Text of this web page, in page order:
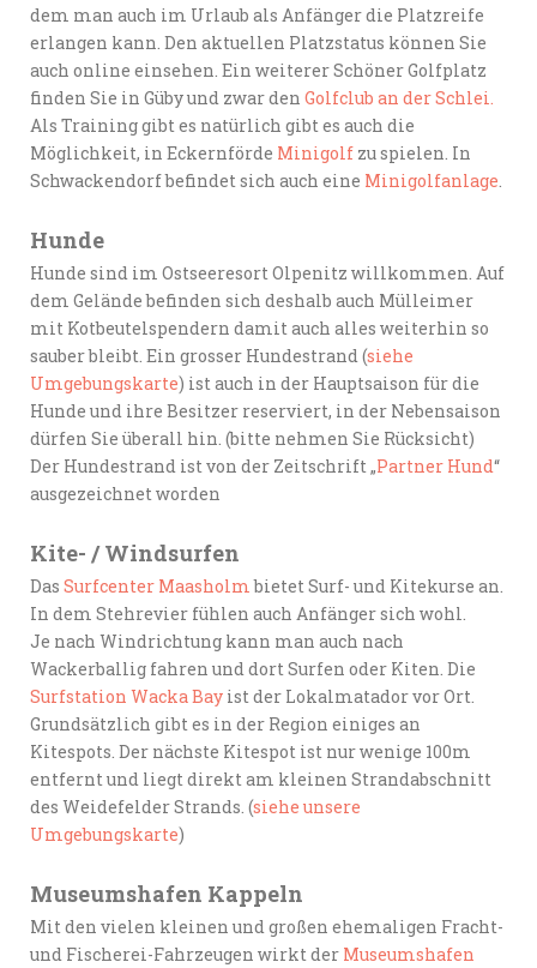
dem man auch im Urlaub als Anfänger die Platzreife
erlangen kann. Den aktuellen Platzstatus können Sie
auch online einsehen. Ein weiterer Schöner Golfplatz
finden Sie in Güby und zwar den Golfclub an der Schlei.
Als Training gibt es natürlich gibt es auch die
Möglichkeit, in Eckernförde Minigolf zu spielen. In
Schwackendorf befindet sich auch eine Minigolfanlage
Hunde
Hunde sind im Ostseeresort Olpenitz willkommen. Auf
dem Gelände befinden sich deshalb auch Mülleimer
mit Kotbeutelspendern damit auch alles weiterhin so
sauber bleibt. Ein grosser Hundestrand (siehe
Umgebungskarte) ist auch in der Hauptsaison für die
Hunde und ihre Besitzer reserviert, in der Nebensaison
dürfen Sie überall hin. (bitte nehmen Sie Rücksicht)
Der Hundestrand ist von der Zeitschrift „Partner Hund“
ausgezeichnet worden
Kite- / Windsurfen
Das Surfcenter Maasholm bietet Surf- und Kitekurse an.
In dem Stehrevier fühlen auch Anfänger sich wohl.
Je nach Windrichtung kann man auch nach
Wackerballig fahren und dort Surfen oder Kiten. Die
Surfstation Wacka Bay ist der Lokalmatador vor Ort.
Grundsätzlich gibt es in der Region einiges an
Kitespots. Der nächste Kitespot ist nur wenige 100m
entfernt und liegt direkt am kleinen Strandabschnitt
des Weidefelder Strands. (siehe unsere
Umgebungskarte)
Museumshafen Kappeln
Mit den vielen kleinen und großen ehemaligen Fracht-
und Fischerei-Fahrzeugen wirkt der Museumshafen